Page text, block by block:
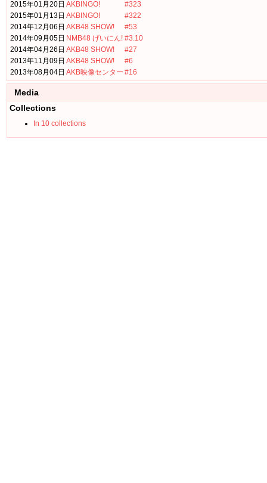
2015年01月20日 AKBINGO!
#323
2015年01月13日 AKBINGO!
#322
2014年12月06日 AKB48 SHOW!
#53
2014年09月05日 NMB48 げいにん! #3.10
2014年04月26日 AKB48 SHOW!
#27
2013年11月09日 AKB48 SHOW!
#6
2013年08月04日 AKB映像センター #16
Media
Collections
In 10 collections